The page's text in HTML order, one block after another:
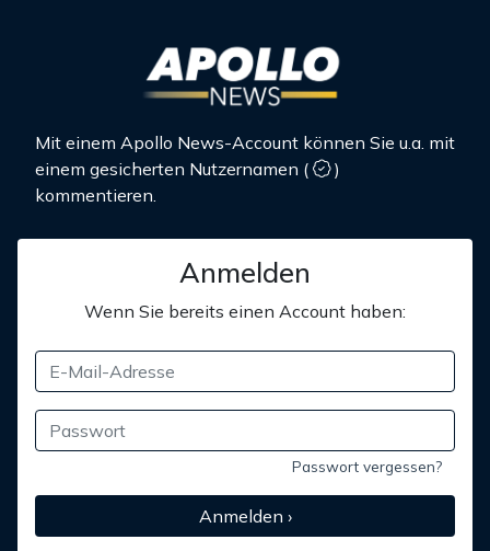
Mit einem Apollo News-Account können Sie u.a. mit
einem gesicherten Nutzernamen (
)
kommentieren.
Anmelden
Wenn Sie bereits einen Account haben:
Passwort vergessen?
Anmelden ›